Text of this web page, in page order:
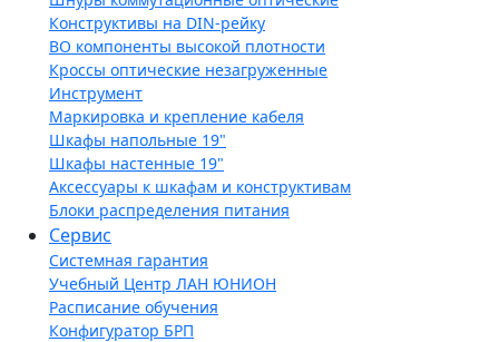
Конструктивы на DIN-рейку
ВО компоненты высокой плотности
Кроссы оптические незагруженные
Инструмент
Маркировка и крепление кабеля
Шкафы напольные 19"
Шкафы настенные 19"
Аксессуары к шкафам и конструктивам
Блоки распределения питания
Сервис
Системная гарантия
Учебный Центр ЛАН ЮНИОН
Расписание обучения
Конфигуратор БРП